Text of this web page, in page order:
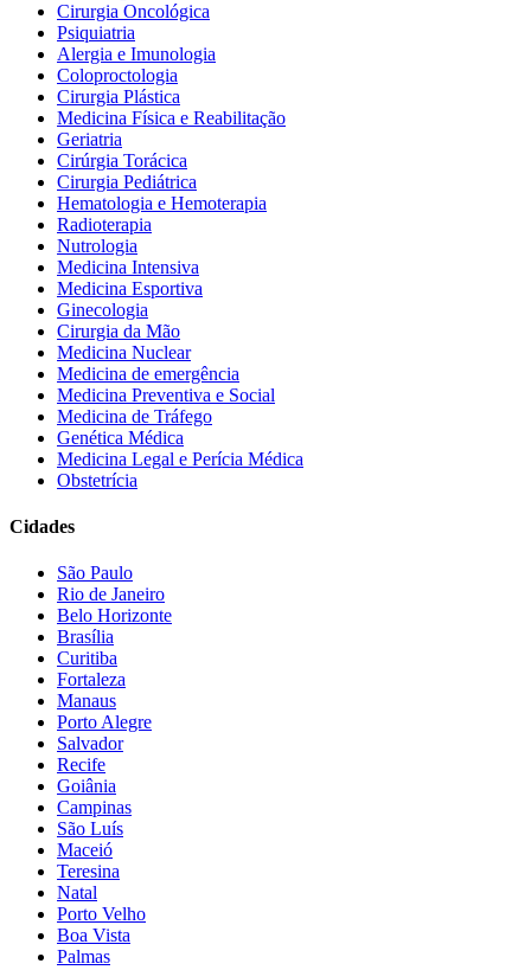
Cirurgia Oncológica
Psiquiatria
Alergia e Imunologia
Coloproctologia
Cirurgia Plástica
Medicina Física e Reabilitação
Geriatria
Cirúrgia Torácica
Cirurgia Pediátrica
Hematologia e Hemoterapia
Radioterapia
Nutrologia
Medicina Intensiva
Medicina Esportiva
Ginecologia
Cirurgia da Mão
Medicina Nuclear
Medicina de emergência
Medicina Preventiva e Social
Medicina de Tráfego
Genética Médica
Medicina Legal e Perícia Médica
Obstetrícia
Cidades
São Paulo
Rio de Janeiro
Belo Horizonte
Brasília
Curitiba
Fortaleza
Manaus
Porto Alegre
Salvador
Recife
Goiânia
Campinas
São Luís
Maceió
Teresina
Natal
Porto Velho
Boa Vista
Palmas